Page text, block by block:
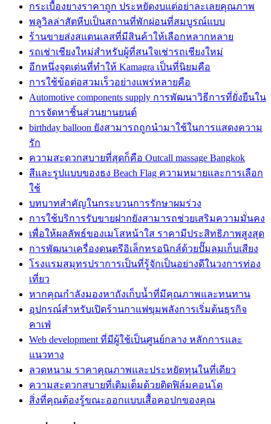
กระเบื้องยางราคาถูก ประหยัดงบแต่อย่าละเลยคุณภาพ
พลูวิลล่าสัตหีบเป็นสถานที่พักผ่อนที่สมบูรณ์แบบ
ร้านขายส่งสแตนเลสที่มีสินค้าให้เลือกหลากหลาย
รถเช่าเชียงใหม่สำหรับผู้ที่สนใจเช่ารถเชียงใหม่
อีกหนึ่งจุดเด่นที่ทำให้ Kamagra เป็นที่นิยมคือ
การใช้ข้อต่อสวมเร็วอย่างแพร่หลายคือ
Automotive components supply การพัฒนาวิธีการที่ยั่งยืนใน
การจัดหาชิ้นส่วนยานยนต์
birthday balloon ยังสามารถถูกนำมาใช้ในการแสดงความ
รัก
ความสะดวกสบายที่สุดก็คือ Outcall massage Bangkok
สีและรูปแบบของธง Beach Flag ความหมายและการเลือก
ใช้
บทบาทสำคัญในกระบวนการรักษาผมร่วง
การใช้บริการรับขายฝากยังสามารถช่วยเสริมความมั่นคง
เพื่อให้ผลลัพธ์ของเมโสหน้าใส ราคามีประสิทธิภาพสูงสุด
การพัฒนาเครื่องดนตรีอิเล็กทรอนิกส์ด้วยปั๊มลมเก็บเสียง
โรงแรมสมุทรปราการเป็นที่รู้จักเป็นอย่างดีในวงการท่อง
เที่ยว
หากคุณกำลังมองหาถังเก็บน้ำที่มีคุณภาพและทนทาน
อุปกรณ์สำหรับเปิดร้านกาแฟขุมพลังการเริ่มต้นธุรกิจ
คาเฟ่
Web development ที่มีผู้ใช้เป็นศูนย์กลาง หลักการและ
แนวทาง
ลวดหนาม ราคาคุณภาพและประหยัดทุนในที่เดียว
ความสะดวกสบายที่เติมเต็มด้วยติดฟิล์มคอนโด
สิ่งที่คุณต้องรู้ขณะออกแบบเสื้อคอปกของคุณ